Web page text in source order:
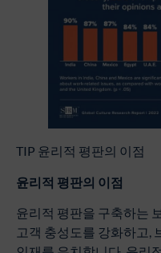
TIP 윤리적 평판의 이점
윤리적 평판의 이점
윤리적 평판을 구축하는
고객 충성도를 강화하고,